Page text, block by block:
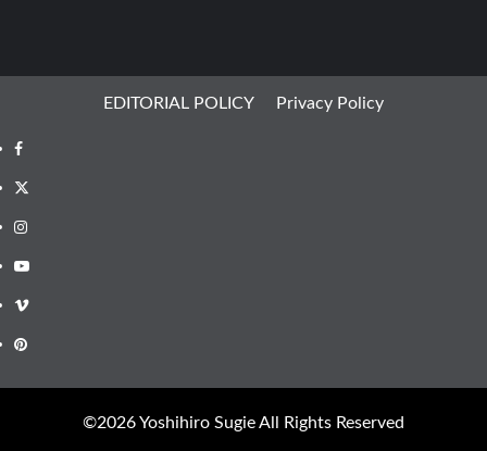
EDITORIAL POLICY Privacy Policy
Facebook
X
Instagram
Youtube
Vimeo
Pinterest
©︎2026 Yoshihiro Sugie All Rights Reserved